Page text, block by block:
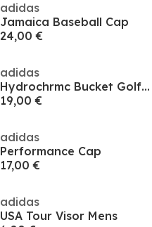
adidas
Jamaica Baseball Cap
24,00 €
adidas
Hydrochrmc Bucket Golf Cap
19,00 €
adidas
Performance Cap
17,00 €
adidas
USA Tour Visor Mens